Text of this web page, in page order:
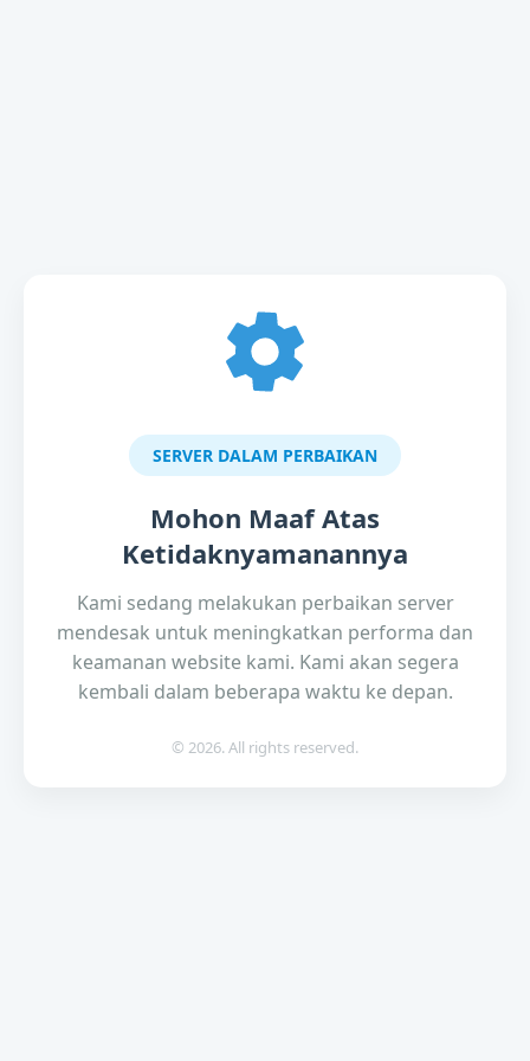
SERVER DALAM PERBAIKAN
Mohon Maaf Atas
Ketidaknyamanannya
Kami sedang melakukan perbaikan server
mendesak untuk meningkatkan performa dan
keamanan website kami. Kami akan segera
kembali dalam beberapa waktu ke depan.
© 2026. All rights reserved.